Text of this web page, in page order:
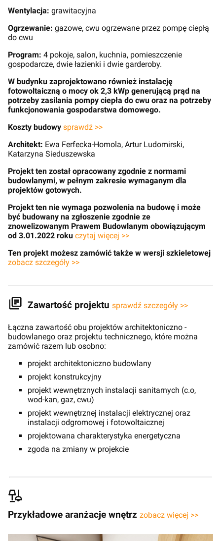
Wentylacja: grawitacyjna
Ogrzewanie: gazowe, cwu ogrzewane przez pompę ciepłą
do cwu
Program: 4 pokoje, salon, kuchnia, pomieszczenie
gospodarcze, dwie łazienki i dwie garderoby.
W budynku zaprojektowano również instalację
fotowoltaiczną o mocy ok 2,3 kWp generującą prąd na
potrzeby zasilania pompy ciepła do cwu oraz na potrzeby
funkcjonowania gospodarstwa domowego.
Koszty budowy sprawdź >>
Architekt: Ewa Ferfecka-Homola, Artur Ludomirski,
Katarzyna Sieduszewska
Projekt ten został opracowany zgodnie z normami
budowlanymi, w pełnym zakresie wymaganym dla
projektów gotowych.
Projekt ten nie wymaga pozwolenia na budowę i może
być budowany na zgłoszenie zgodnie ze
znowelizowanym Prawem Budowlanym obowiązującym
od 3.01.2022 roku czytaj więcej >>
Ten projekt możesz zamówić także w wersji szkieletowej
zobacz szczegóły >>
Zawartość projektu sprawdź szczegóły >>
Łączna zawartość obu projektów architektoniczno -
budowlanego oraz projektu technicznego, które można
zamówić razem lub osobno:
projekt architektoniczno budowlany
projekt konstrukcyjny
projekt wewnętrznych instalacji sanitarnych (c.o,
wod-kan, gaz, cwu)
projekt wewnętrznej instalacji elektrycznej oraz
instalacji odgromowej i fotowoltaicznej
projektowana charakterystyka energetyczna
zgoda na zmiany w projekcie
Przykładowe aranżacje wnętrz zobacz więcej >>